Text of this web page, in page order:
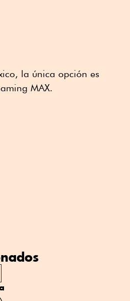
la única opción es
MAX.